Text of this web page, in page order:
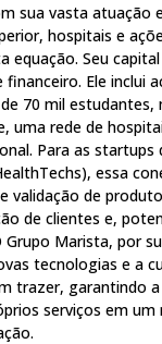
sua vasta atuação
hospitais e
equação. Seu
Ele inclui
70 mil estudantes,
uma rede de
Para as startups
essa
validação de
de clientes e,
Grupo Marista, por
tecnologias e a
trazer, garantindo
serviços em